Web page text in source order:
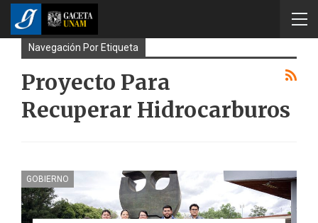
Navegación Por Etiqueta
Proyecto Para
Recuperar Hidrocarburos
GOBIERNO